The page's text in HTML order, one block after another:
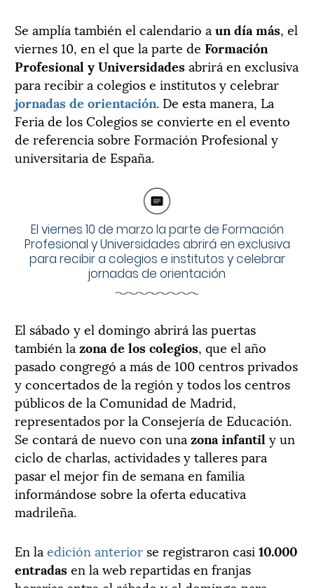
Se amplía también el calendario a un día más, el
viernes 10, en el que la parte de Formación
Profesional y Universidadesabrirá en exclusiva
para recibir a colegios e institutos y celebrar
jornadas de orientación. De esta manera, La
Feria de los Colegios se convierte en el evento
de referencia sobre Formación Profesional y
universitaria de España.
El viernes 10 de marzo la parte de Formación
Profesional y Universidades abrirá en exclusiva
para recibir a colegios e institutos y celebrar
jornadas de orientación
El sábado y el domingo abrirá las puertas
también la zona de los colegios, que el año
pasado congregó a más de 100 centros privados
y concertados de la región y todos los centros
públicos de la Comunidad de Madrid,
representados por la Consejería de Educación.
Se contará de nuevo con una zona infantil y un
ciclo de charlas, actividades y talleres para
pasar el mejor fin de semana en familia
informándose sobre la oferta educativa
madrileña.
En la edición anterior se registraron casi 10.000
entradasen la web repartidas en franjas